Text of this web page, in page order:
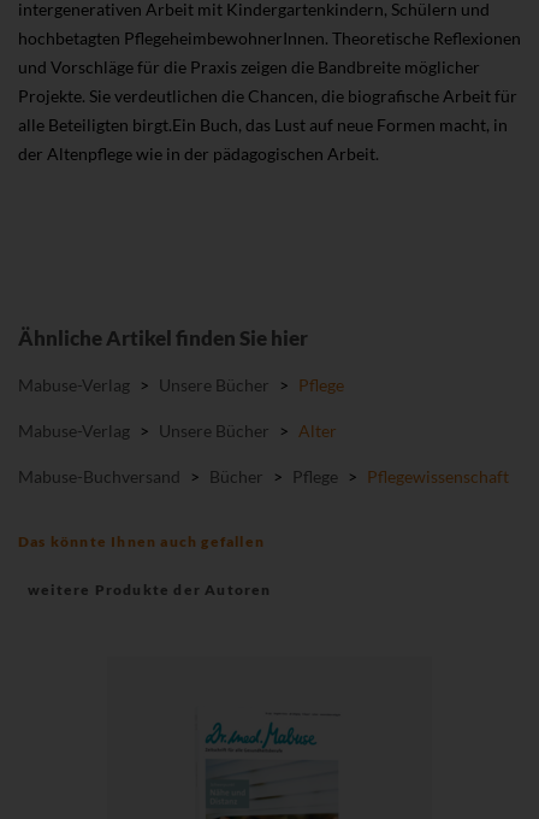
intergenerativen Arbeit mit Kindergartenkindern, Schülern und
hochbetagten PflegeheimbewohnerInnen. Theoretische Reflexionen
und Vorschläge für die Praxis zeigen die Bandbreite möglicher
Projekte. Sie verdeutlichen die Chancen, die biografische Arbeit für
alle Beteiligten birgt.Ein Buch, das Lust auf neue Formen macht, in
der Altenpflege wie in der pädagogischen Arbeit.
Ähnliche Artikel finden Sie hier
Mabuse-Verlag > Unsere Bücher > Pflege
Mabuse-Verlag > Unsere Bücher > Alter
Mabuse-Buchversand > Bücher > Pflege > Pflegewissenschaft
Das könnte Ihnen auch gefallen
weitere Produkte der Autoren